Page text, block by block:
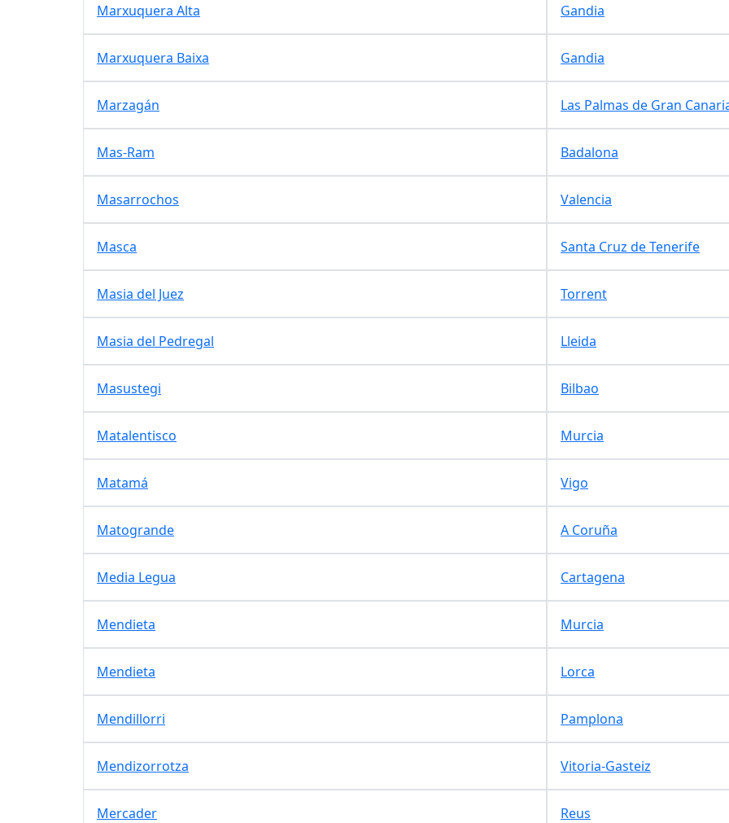
Marxuquera Alta Gandia
Marxuquera Baixa Gandia
Marzagán Las Palmas de Gran
Mas-Ram Badalona
Masarrochos Valencia
Masca Santa Cruz de Tenerife
Masia del Juez Torrent
Masia del Pedregal Lleida
Masustegi Bilbao
Matalentisco Murcia
Matamá Vigo
Matogrande A Coruña
Media Legua Cartagena
Mendieta Murcia
Mendieta Lorca
Mendillorri Pamplona
Mendizorrotza Vitoria-Gasteiz
Mercader Reus